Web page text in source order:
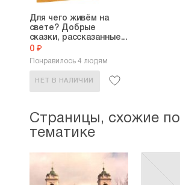
Для чего живём на
свете? Добрые
сказки, рассказанные...
0 ₽
Понравилось 4 людям
НЕТ В НАЛИЧИИ
Страницы, схожие по
тематике